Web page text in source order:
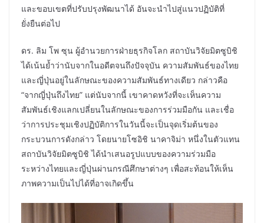
และขอบเขตที่ปรับปรุงพัฒนาได้ อันจะนำไปสู่แนวปฏิบัติที่
ยั่งยืนต่อไป
ดร. ลิม โพ ซุน ผู้อำนวยการฝ่ายธุรกิจโลก สถาบันวิจัยมิตซูบิชิ
ได้เน้นย้ำว่านับจากในอดีตจนถึงปัจจุบัน ความสัมพันธ์ของไทย
และญี่ปุ่นอยู่ในลักษณะของความสัมพันธ์ทางเดียว กล่าวคือ
“จากญี่ปุ่นถึงไทย” แต่นับจากนี้ เขาคาดหวังที่จะเห็นความ
สัมพันธ์เชิงแลกเปลี่ยนในลักษณะของการร่วมมือกัน และเชื่อ
ว่าการประชุมเชิงปฏิบัติการในวันนี้จะเป็นจุดเริ่มต้นของ
กระบวนการดังกล่าว โดยนายโซอิชิ นาคาจิม่า หนึ่งในตัวแทน
สถาบันวิจัยมิตซูบิชิ ได้นำเสนอรูปแบบของความร่วมมือ
ระหว่างไทยและญี่ปุ่นผ่านกรณีศึกษาต่างๆ เพื่อสะท้อนให้เห็น
ภาพความเป็นไปได้ที่อาจเกิดขึ้น